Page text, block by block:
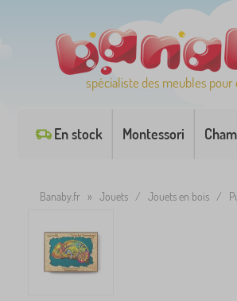
spécialiste des meubles pour
En stock Montessori
Banaby.fr » Jouets / Jouets en bois /